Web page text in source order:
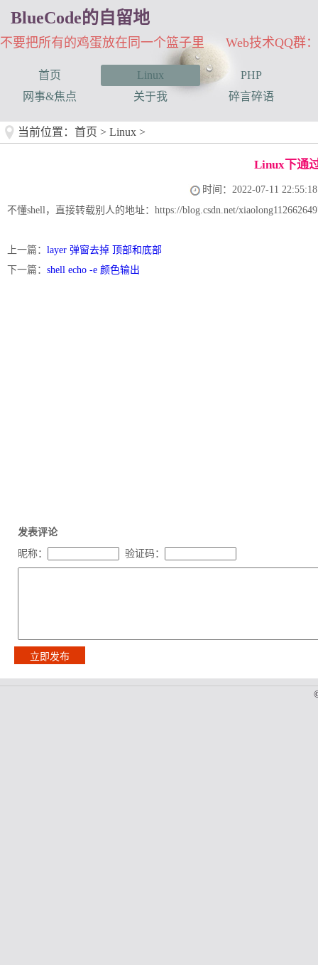
BlueCode的自留地
不要把所有的鸡蛋放在同一个篮子里 Web技术QQ群：
首页 Linux
PHP
网事&焦点
关于我 碎言碎语
当前位置： 首页 > Linux >
Linux下通
时间：2022-07-11 22:55:18
不懂shell，直接转载别人的地址：https://blog.csdn.net/
上一篇： layer 弹窗去掉 顶部和底部
下一篇： shell echo -e 颜色输出
发表评论
昵称：
验证码：